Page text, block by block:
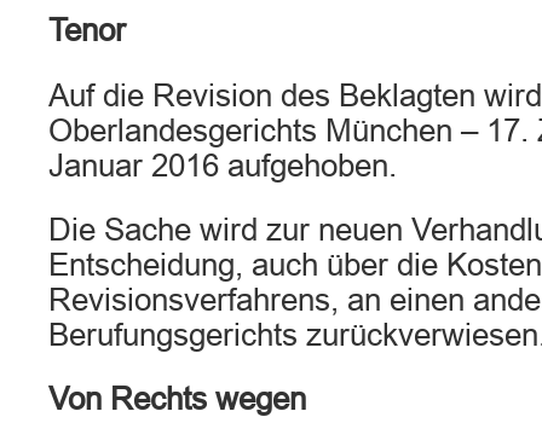
Tenor
Auf die Revision des Beklagten
Oberlandesgerichts München – 17.
Januar 2016 aufgehoben.
Die Sache wird zur neuen
Entscheidung, auch über die
Revisionsverfahrens, an einen
Berufungsgerichts
Von Rechts wegen